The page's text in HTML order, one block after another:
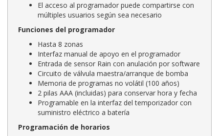
El acceso al programador puede compartirse con
múltiples usuarios según sea necesario
Funciones del programador
Hasta 8 zonas
Interfaz manual de apoyo en el programador
Entrada de sensor Rain con anulación por software
Circuito de válvula maestra/arranque de bomba
Memoria de programas no volátil (100 años)
2 pilas AAA (incluidas) para conservar hora y fecha
Programable en la interfaz del temporizador con
suministro eléctrico a batería
Programación de horarios